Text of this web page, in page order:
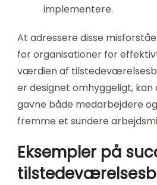
implementere.
At adressere disse
for organisationer for
værdien af
er designet omhyggeligt,
gavne både medarbejdere
fremme et sundere
Eksempler på